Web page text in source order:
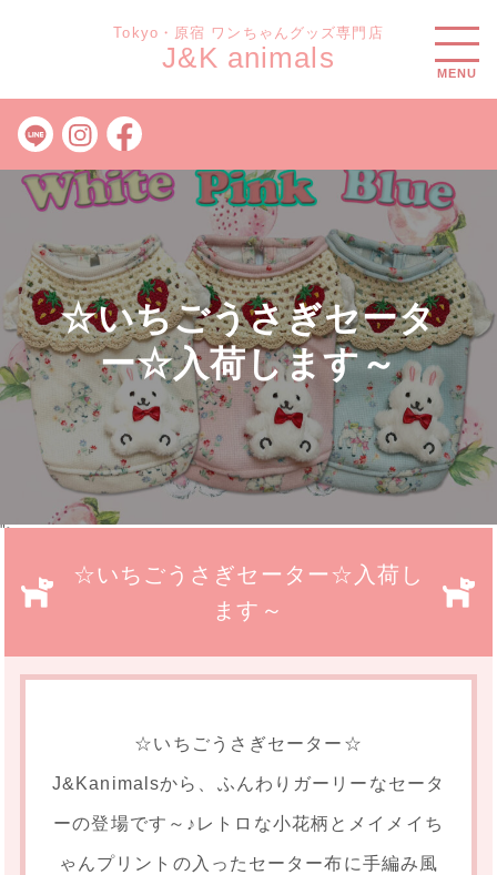
Tokyo・原宿 ワンちゃんグッズ専門店
J&K animals MENU
">
☆いちごうさぎセータ
ー☆入荷します～
☆いちごうさぎセーター☆入荷し
ます～
☆いちごうさぎセーター☆
J&Kanimalsから、ふんわりガーリーなセータ
ーの登場です～♪レトロな小花柄とメイメイち
ゃんプリントの入ったセーター布に手編み風